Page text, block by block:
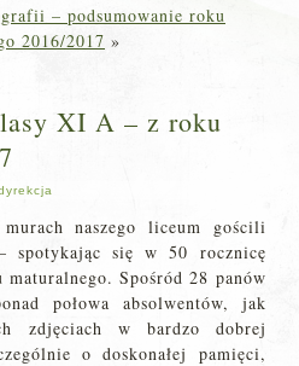
– podsumowanie roku
2016/2017 »
XI A – z roku
naszego liceum gościli
spotykając się w 50 rocznicę
Spośród 28 panów
połowa absolwentów, jak
zdjęciach w bardzo dobrej
o doskonałej pamięci,